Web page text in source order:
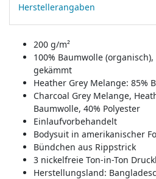
Herstellerangaben
200 g/m²
100% Baumwolle
gekämmt
Heather Grey Melange: 85%
Charcoal Grey Melange,
Baumwolle, 40% Polyester
Einlaufvorbehandelt
Bodysuit in amerikanischer
Bündchen aus Rippstrick
3 nickelfreie Ton-in-Ton
Herstellungsland: